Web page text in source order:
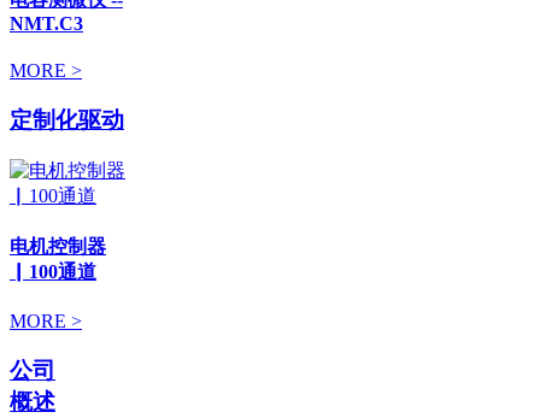
NMT.C3
MORE >
定制化驱动
电机控制器
▏100通道
MORE >
公司
概述